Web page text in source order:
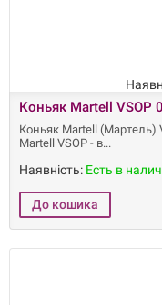
Коньяк Martell
Коньяк Martell (Мартель)
Martell VSOP - в
Наявність: Есть в